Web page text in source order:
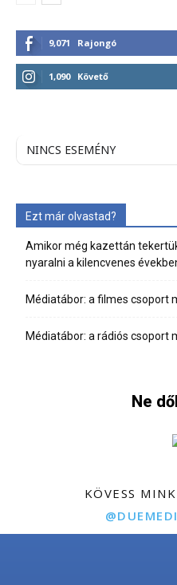
9,071 Rajongó
1,090 Követő
NINCS ESEMÉNY
Ezt már olvastad?
Amikor még kazettán
nyaralni a kilencvenes
Médiatábor: a filmes csoport
Médiatábor: a rádiós csoport
Ne
KÖVESS